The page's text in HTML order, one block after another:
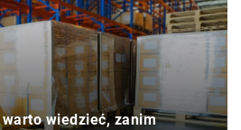
wiedzieć, zanim